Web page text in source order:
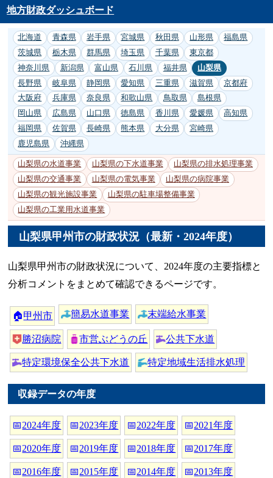
地方財政ダッシュボード
北海道 青森県 岩手県 宮城県 秋田県 山形県
福島県
茨城県
栃木県 群馬県 埼玉県 千葉県
東京都
神奈川県
新潟県 富山県 石川県 福井県
山梨県
長野県
岐阜県 静岡県 愛知県 三重県 滋賀県
京都府
大阪府
兵庫県 奈良県 和歌山県 鳥取県
島根県
岡山県
広島県 山口県 徳島県 香川県 愛媛県
高知県
福岡県
佐賀県 長崎県 熊本県 大分県
宮崎県
鹿児島県
沖縄県
山梨県の水道事業 山梨県の下水道事業
山梨県の排水処理事業
山梨県の交通事業
山梨県の電気事業
山梨県の病院事業
山梨県の観光施設事業
山梨県の駐車場整備事業
山梨県の工業用水道事業
山梨県甲州市の財政状況（最新・2024年度）
山梨県甲州市の財政状況について、2024年度の主要指標と
分析コメントをまとめて確認できるページです。
🏠甲州市 簡易水道事業 末端給水事業
勝沼病院 市営ぶどうの丘 公共下水道
特定環境保全公共下水道 特定地域生活排水処理
収録データの年度
📅2024年度 📅2023年度 📅2022年度 📅2021年度
📅2020年度 📅2019年度 📅2018年度 📅2017年度
📅2016年度 📅2015年度 📅2014年度 📅2013年度